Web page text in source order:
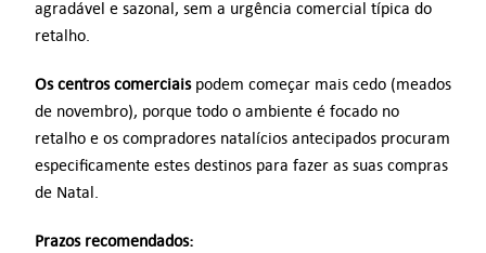
agradável e sazonal, sem a urgência comercial típica do
retalho.
Os centros comerciaispodem começar mais cedo (meados
de novembro), porque todo o ambiente é focado no
retalho e os compradores natalícios antecipados procuram
especificamente estes destinos para fazer as suas compras
de Natal.
Prazos recomendados: